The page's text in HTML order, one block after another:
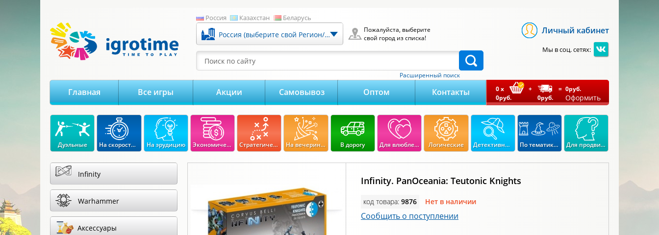
Россия Казахстан Беларусь
Россия (выберите свой Регион/Город)
Пожалуйста, выберите
свой город из списка!
Поиск по сайту
Расширенный поиск
Личный кабинет
Мы в соц. сетях:
Главная Все игры Акции Самовывоз Оптом Контакты 0x
0руб.
+
0руб.
= 0руб.
Оформить
Дуэльные На скорость реакции На эрудицию Экономические Стратегические На вечеринку В дорогу Для влюбленных Логические Детективные По тематикам Для продвинутых
Infinity. PanOceania: Teutonic Knights
код товара: 9876 Нет в наличии
Сообщить о поступлении
Infinity
Warhammer
Аксессуары